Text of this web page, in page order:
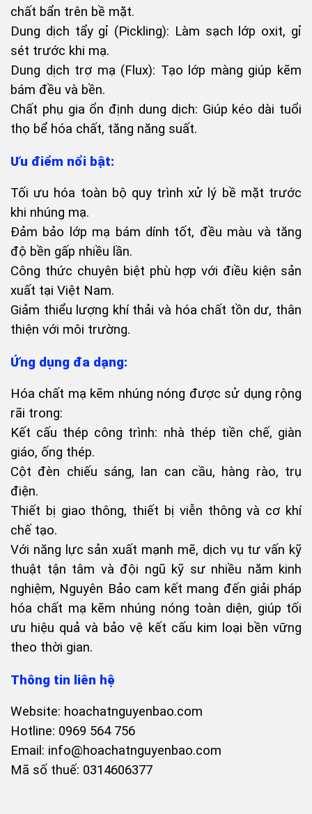
chất bẩn trên bề mặt.
Dung dịch tẩy gỉ (Pickling): Làm sạch lớp oxit, gỉ
sét trước khi mạ.
Dung dịch trợ mạ (Flux): Tạo lớp màng giúp kẽm
bám đều và bền.
Chất phụ gia ổn định dung dịch: Giúp kéo dài tuổi
thọ bể hóa chất, tăng năng suất.
Ưu điểm nổi bật:
Tối ưu hóa toàn bộ quy trình xử lý bề mặt trước
khi nhúng mạ.
Đảm bảo lớp mạ bám dính tốt, đều màu và tăng
độ bền gấp nhiều lần.
Công thức chuyên biệt phù hợp với điều kiện sản
xuất tại Việt Nam.
Giảm thiểu lượng khí thải và hóa chất tồn dư, thân
thiện với môi trường.
Ứng dụng đa dạng:
Hóa chất mạ kẽm nhúng nóng được sử dụng rộng
rãi trong:
Kết cấu thép công trình: nhà thép tiền chế, giàn
giáo, ống thép.
Cột đèn chiếu sáng, lan can cầu, hàng rào, trụ
điện.
Thiết bị giao thông, thiết bị viễn thông và cơ khí
chế tạo.
Với năng lực sản xuất mạnh mẽ, dịch vụ tư vấn kỹ
thuật tận tâm và đội ngũ kỹ sư nhiều năm kinh
nghiệm, Nguyên Bảo cam kết mang đến giải pháp
hóa chất mạ kẽm nhúng nóng toàn diện, giúp tối
ưu hiệu quả và bảo vệ kết cấu kim loại bền vững
theo thời gian.
Thông tin liên hệ
Website: hoachatnguyenbao.com
Hotline: 0969 564 756
Email: info@hoachatnguyenbao.com
Mã số thuế: 0314606377